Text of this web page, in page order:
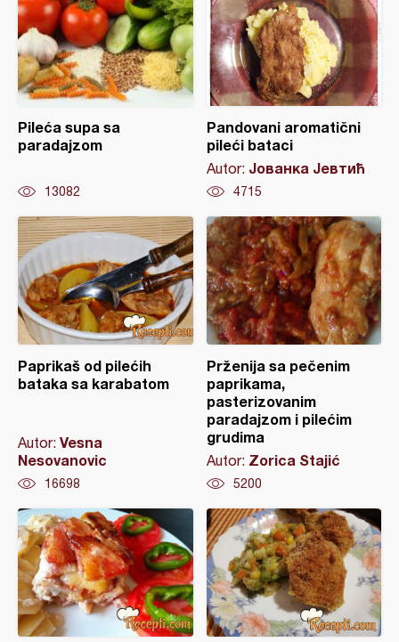
Pileća supa sa
paradajzom
13082
Pandovani aromatični
pileći bataci
Autor: Јованка Јевтић
4715
Paprikaš od pilećih
bataka sa karabatom
Autor: Vesna
Nesovanovic
16698
Prženija sa pečenim
paprikama,
pasterizovanim
paradajzom i pilećim
grudima
Autor: Zorica Stajić
5200